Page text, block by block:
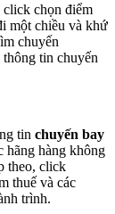
click chọn điểm
một chiều và khứ
chuyến
tin chuyến
tin chuyến bay
hãng hàng không
theo, click
thuế và các
trình.